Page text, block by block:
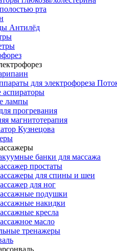
рта
Антилёд
для электрофореза
аспираторы
лампы
прогревания
магнитотерапия
Кузнецова
банки для массажа
простаты
для спины и шеи
для ног
подушки
накидки
кресла
масло
тренажеры